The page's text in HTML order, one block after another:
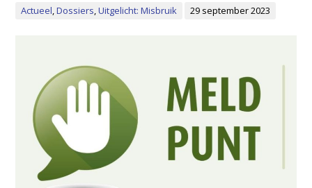
Actueel,Dossiers,Uitgelicht: Misbruik 29 september 2023